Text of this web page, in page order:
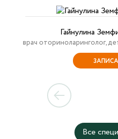
Гайнулина
врач оториноларинголог,
Все